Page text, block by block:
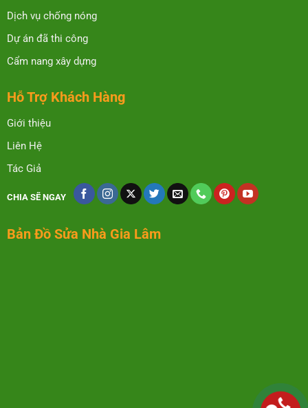
Dịch vụ chống nóng
Dự án đã thi công
Cẩm nang xây dựng
Hỗ Trợ Khách Hàng
Giới thiệu
Liên Hệ
Tác Giả
CHIA SẼ NGAY
Bản Đồ Sửa Nhà Gia Lâm